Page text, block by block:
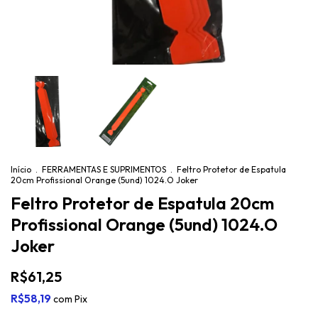
Início . FERRAMENTAS E SUPRIMENTOS . Feltro Protetor de Espatula
20cm Profissional Orange (5und) 1024.O Joker
Feltro Protetor de Espatula 20cm
Profissional Orange (5und) 1024.O
Joker
R$61,25
R$58,19 com Pix